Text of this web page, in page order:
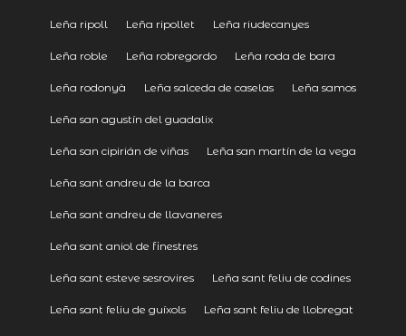
Leña ripoll Leña ripollet Leña riudecanyes
Leña roble Leña robregordo Leña roda de bara
Leña rodonyà Leña salceda de caselas Leña samos
Leña san agustín del guadalix
Leña san cipirián de viñas Leña san martín de la vega
Leña sant andreu de la barca
Leña sant andreu de llavaneres
Leña sant aniol de finestres
Leña sant esteve sesrovires Leña sant feliu de codines
Leña sant feliu de guíxols Leña sant feliu de llobregat